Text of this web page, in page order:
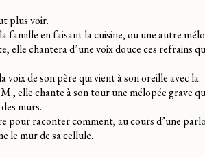
plus voir.
famille en faisant la cuisine, ou une autre
elle chantera d’une voix douce ces refrains
voix de son père qui vient à son oreille avec la
elle chante à son tour une mélopée grave
murs.
pour raconter comment, au cours d’une
le mur de sa cellule.